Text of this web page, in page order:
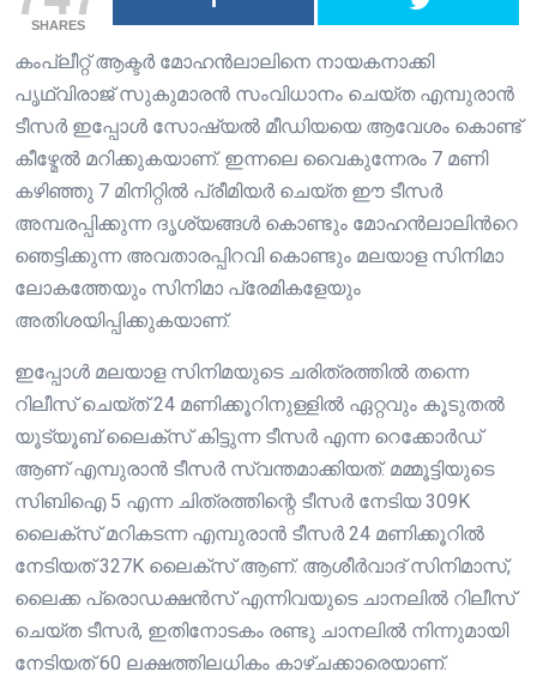
SHARES
കംപ്ലീറ്റ് ആക്ടർ മോഹൻലാലിനെ നായകനാക്കി
പൃഥ്വിരാജ് സുകുമാരൻ സംവിധാനം ചെയ്ത എമ്പുരാൻ
ടീസർ ഇപ്പോൾ സോഷ്യൽ മീഡിയയെ ആവേശം കൊണ്ട്
കീഴ്മേൽ മറിക്കുകയാണ്. ഇന്നലെ വൈകുന്നേരം 7 മണി
കഴിഞ്ഞു 7 മിനിറ്റിൽ പ്രീമിയർ ചെയ്ത ഈ ടീസർ
അമ്പരപ്പിക്കുന്ന ദൃശ്യങ്ങൾ കൊണ്ടും മോഹൻലാലിൻറെ
ഞെട്ടിക്കുന്ന അവതാരപ്പിറവി കൊണ്ടും മലയാള സിനിമാ
ലോകത്തേയും സിനിമാ പ്രേമികളേയും
അതിശയിപ്പിക്കുകയാണ്.
ഇപ്പോൾ മലയാള സിനിമയുടെ ചരിത്രത്തിൽ തന്നെ
റിലീസ് ചെയ്ത് 24 മണിക്കൂറിനുള്ളിൽ ഏറ്റവും കൂടുതൽ
യൂട്യൂബ് ലൈക്സ് കിട്ടുന്ന ടീസർ എന്ന റെക്കോർഡ്
ആണ് എമ്പുരാൻ ടീസർ സ്വന്തമാക്കിയത്. മമ്മൂട്ടിയുടെ
സിബിഐ 5 എന്ന ചിത്രത്തിന്റെ ടീസർ നേടിയ 309K
ലൈക്സ് മറികടന്ന എമ്പുരാൻ ടീസർ 24 മണിക്കൂറിൽ
നേടിയത് 327K ലൈക്സ് ആണ്. ആശീർവാദ് സിനിമാസ്,
ലൈക്ക പ്രൊഡക്ഷൻസ് എന്നിവയുടെ ചാനലിൽ റിലീസ്
ചെയ്ത ടീസർ, ഇതിനോടകം രണ്ടു ചാനലിൽ നിന്നുമായി
നേടിയത് 60 ലക്ഷത്തിലധികം കാഴ്ചക്കാരെയാണ്.